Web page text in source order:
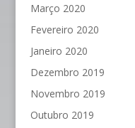
Março 2020
Fevereiro 2020
Janeiro 2020
Dezembro 2019
Novembro 2019
Outubro 2019